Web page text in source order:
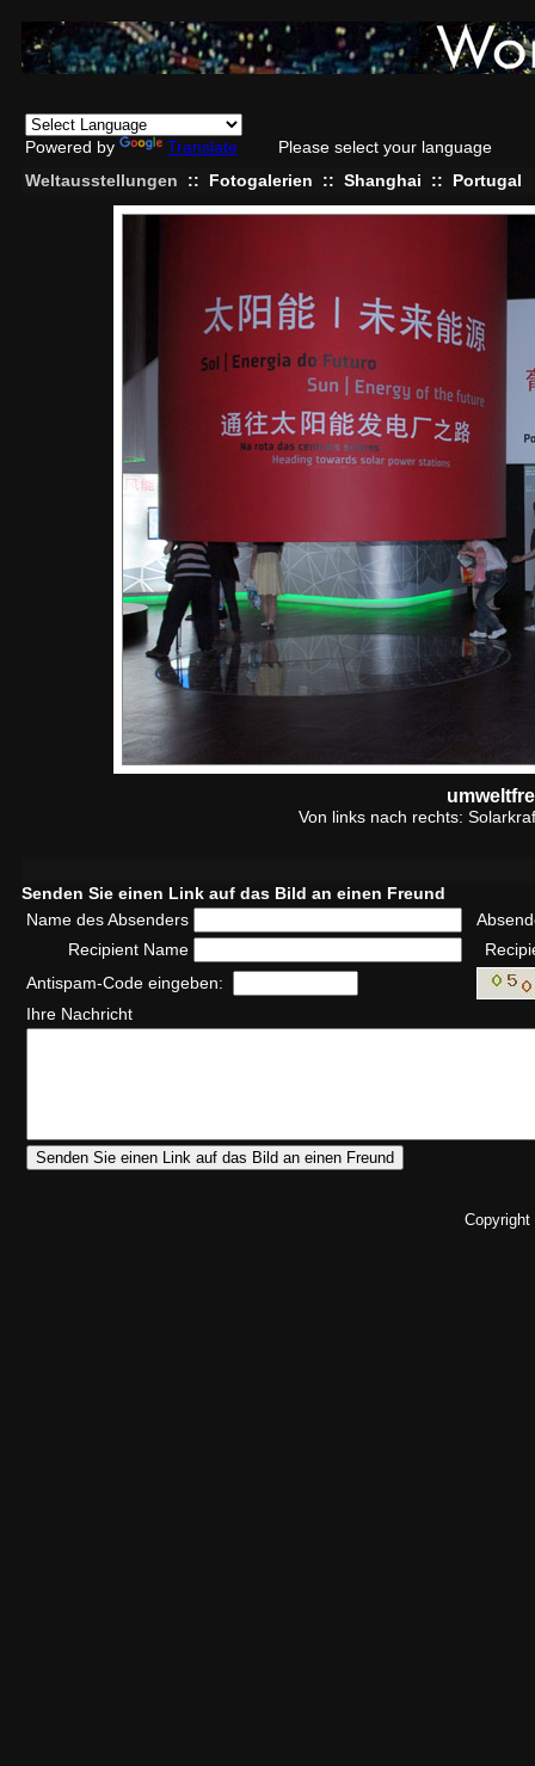
Powered by Translate
Please select your language
Weltausstellungen
:: Fotogalerien :: Shanghai :: Portugal
Von links nach rechts:
Senden Sie einen Link auf das Bild an einen Freund
Name des Absenders
Recipient Name
Antispam-Code eingeben:
Ihre Nachricht